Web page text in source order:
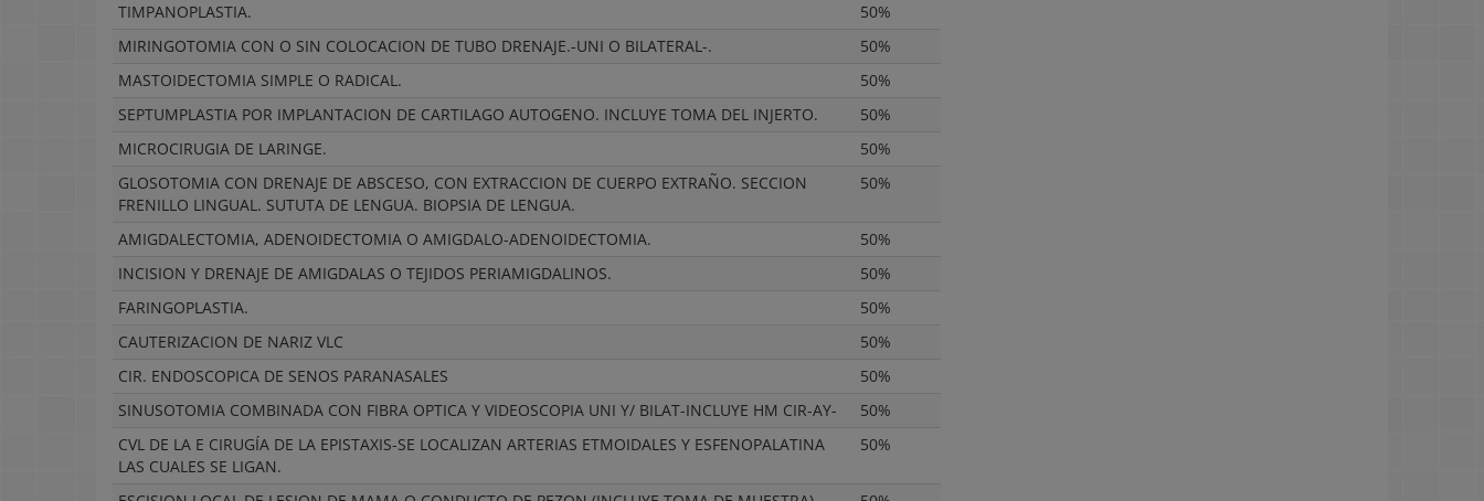
TIMPANOPLASTIA.
50%
MIRINGOTOMIA CON O SIN COLOCACION DE TUBO DRENAJE.-UNI O BILATERAL-.
50%
MASTOIDECTOMIA SIMPLE O RADICAL.
50%
SEPTUMPLASTIA POR IMPLANTACION DE CARTILAGO AUTOGENO. INCLUYE TOMA DEL INJERTO.
50%
MICROCIRUGIA DE LARINGE.
50%
GLOSOTOMIA CON DRENAJE DE ABSCESO, CON EXTRACCION DE CUERPO EXTRAÑO. SECCION
FRENILLO LINGUAL. SUTUTA DE LENGUA. BIOPSIA DE LENGUA.
50%
AMIGDALECTOMIA, ADENOIDECTOMIA O AMIGDALO-ADENOIDECTOMIA.
50%
INCISION Y DRENAJE DE AMIGDALAS O TEJIDOS PERIAMIGDALINOS.
50%
FARINGOPLASTIA.
50%
CAUTERIZACION DE NARIZ VLC
50%
CIR. ENDOSCOPICA DE SENOS PARANASALES
50%
SINUSOTOMIA COMBINADA CON FIBRA OPTICA Y VIDEOSCOPIA UNI Y/ BILAT-INCLUYE HM CIR-AY-
50%
CVL DE LA E CIRUGÍA DE LA EPISTAXIS-SE LOCALIZAN ARTERIAS ETMOIDALES Y ESFENOPALATINA
LAS CUALES SE LIGAN.
50%